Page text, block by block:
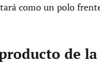
como un polo
de